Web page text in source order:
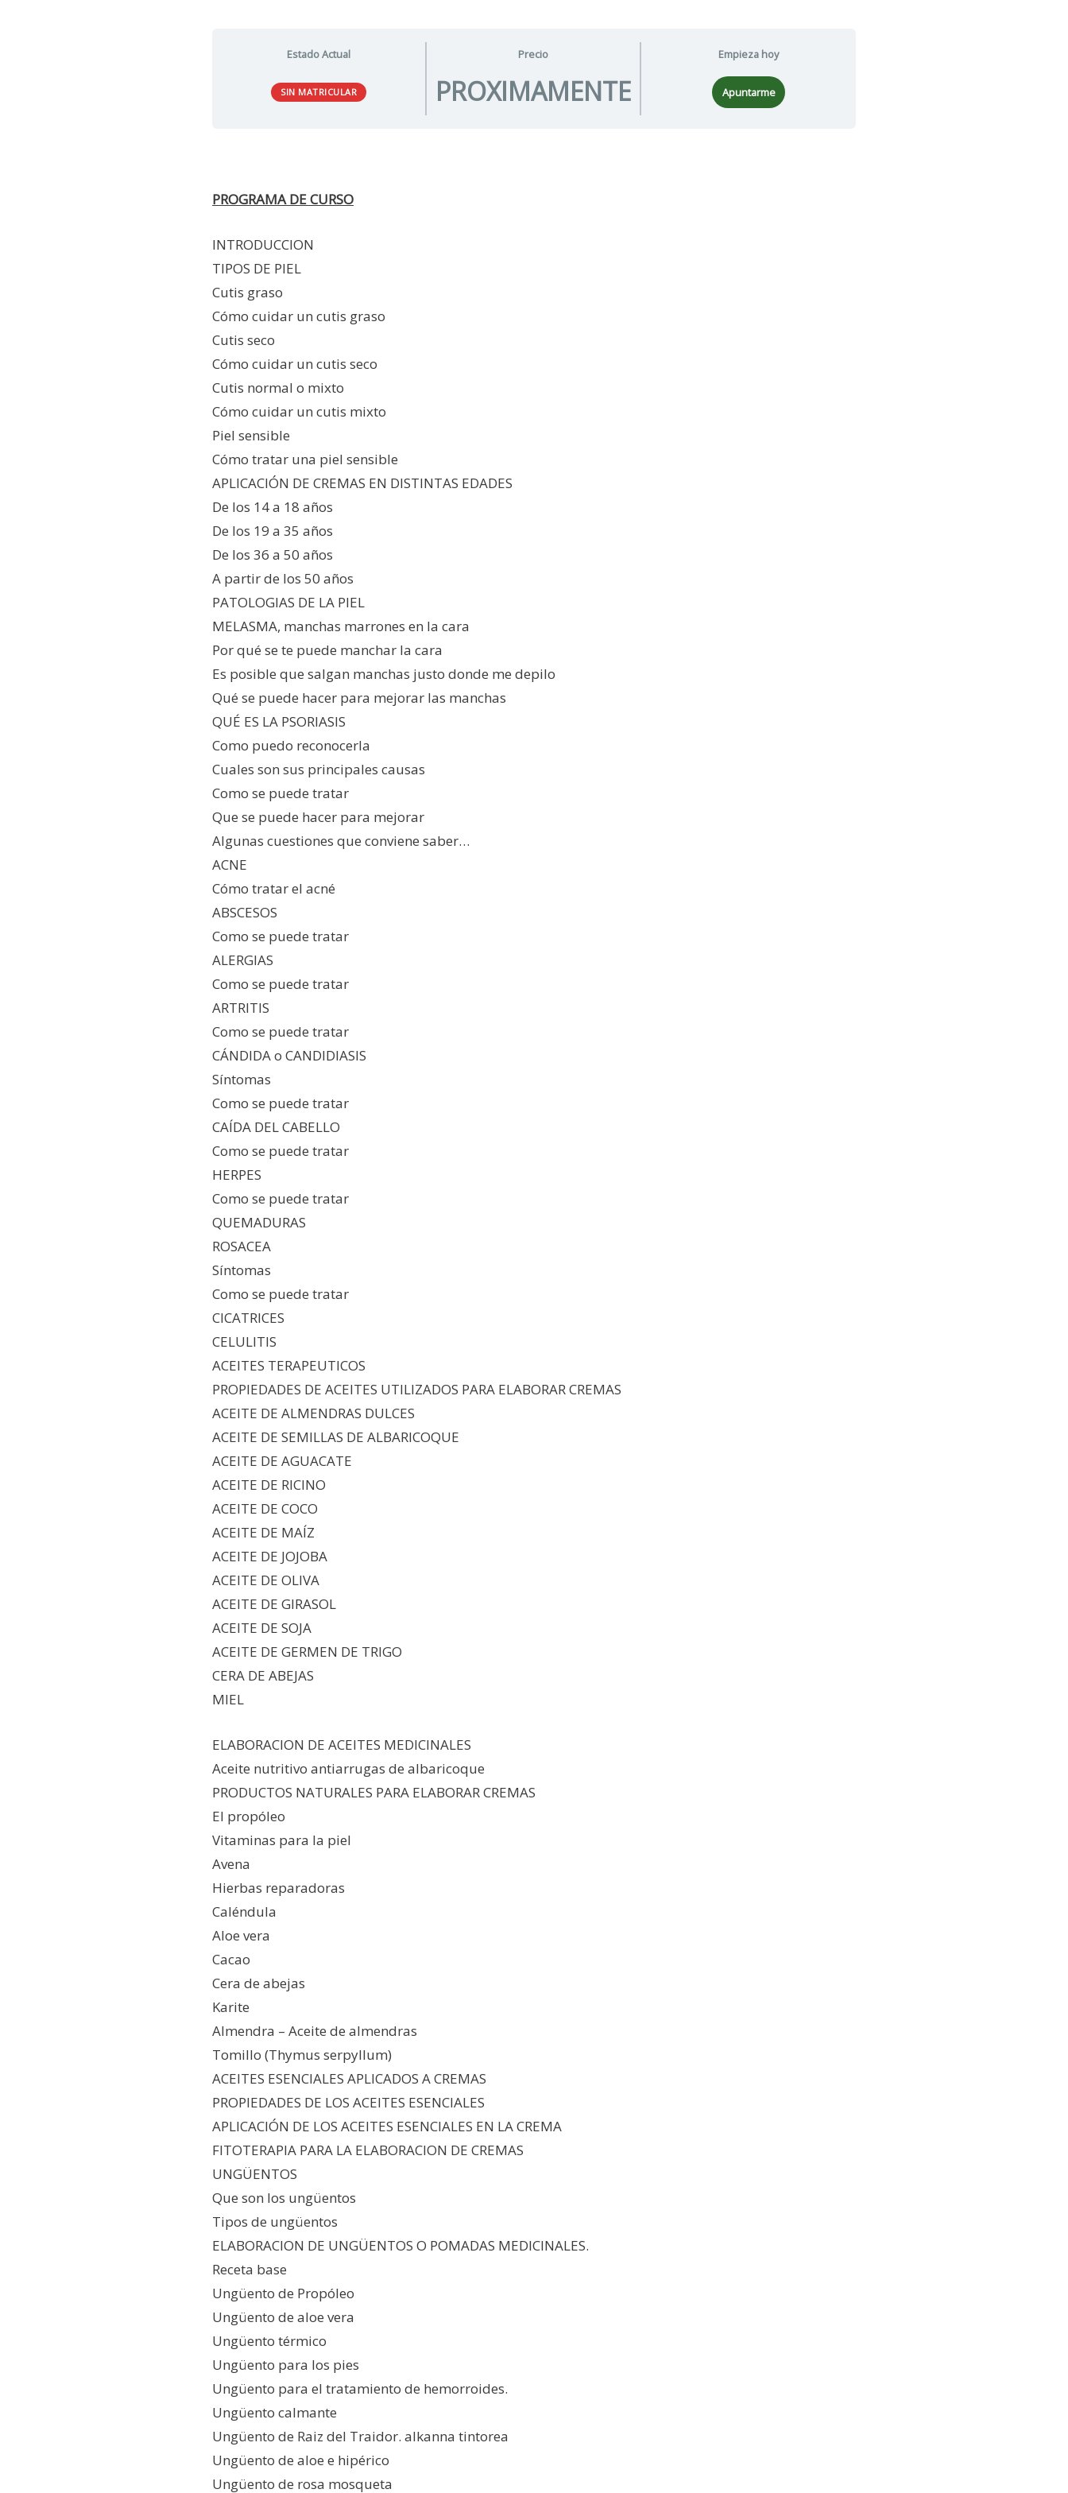
Estado Actual
SIN MATRICULAR
Precio
PROXIMAMENTE
Empieza hoy
Apuntarme
PROGRAMA DE CURSO
INTRODUCCION
TIPOS DE PIEL
Cutis graso
Cómo cuidar un cutis graso
Cutis seco
Cómo cuidar un cutis seco
Cutis normal o mixto
Cómo cuidar un cutis mixto
Piel sensible
Cómo tratar una piel sensible
APLICACIÓN DE CREMAS EN DISTINTAS EDADES
De los 14 a 18 años
De los 19 a 35 años
De los 36 a 50 años
A partir de los 50 años
PATOLOGIAS DE LA PIEL
MELASMA, manchas marrones en la cara
Por qué se te puede manchar la cara
Es posible que salgan manchas justo donde me depilo
Qué se puede hacer para mejorar las manchas
QUÉ ES LA PSORIASIS
Como puedo reconocerla
Cuales son sus principales causas
Como se puede tratar
Que se puede hacer para mejorar
Algunas cuestiones que conviene saber…
ACNE
Cómo tratar el acné
ABSCESOS
Como se puede tratar
ALERGIAS
Como se puede tratar
ARTRITIS
Como se puede tratar
CÁNDIDA o CANDIDIASIS
Síntomas
Como se puede tratar
CAÍDA DEL CABELLO
Como se puede tratar
HERPES
Como se puede tratar
QUEMADURAS
ROSACEA
Síntomas
Como se puede tratar
CICATRICES
CELULITIS
ACEITES TERAPEUTICOS
PROPIEDADES DE ACEITES UTILIZADOS PARA ELABORAR CREMAS
ACEITE DE ALMENDRAS DULCES
ACEITE DE SEMILLAS DE ALBARICOQUE
ACEITE DE AGUACATE
ACEITE DE RICINO
ACEITE DE COCO
ACEITE DE MAÍZ
ACEITE DE JOJOBA
ACEITE DE OLIVA
ACEITE DE GIRASOL
ACEITE DE SOJA
ACEITE DE GERMEN DE TRIGO
CERA DE ABEJAS
MIEL
ELABORACION DE ACEITES MEDICINALES
Aceite nutritivo antiarrugas de albaricoque
PRODUCTOS NATURALES PARA ELABORAR CREMAS
El propóleo
Vitaminas para la piel
Avena
Hierbas reparadoras
Caléndula
Aloe vera
Cacao
Cera de abejas
Karite
Almendra – Aceite de almendras
Tomillo (Thymus serpyllum)
ACEITES ESENCIALES APLICADOS A CREMAS
PROPIEDADES DE LOS ACEITES ESENCIALES
APLICACIÓN DE LOS ACEITES ESENCIALES EN LA CREMA
FITOTERAPIA PARA LA ELABORACION DE CREMAS
UNGÜENTOS
Que son los ungüentos
Tipos de ungüentos
ELABORACION DE UNGÜENTOS O POMADAS MEDICINALES.
Receta base
Ungüento de Propóleo
Ungüento de aloe vera
Ungüento térmico
Ungüento para los pies
Ungüento para el tratamiento de hemorroides.
Ungüento calmante
Ungüento de Raiz del Traidor. alkanna tintorea
Ungüento de aloe e hipérico
Ungüento de rosa mosqueta